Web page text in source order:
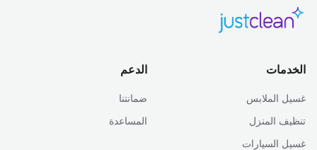
الخدمات
غسيل الملابس
تنظيف المنزل
غسيل السيارات
الدعم
ضمانتنا
المساعدة